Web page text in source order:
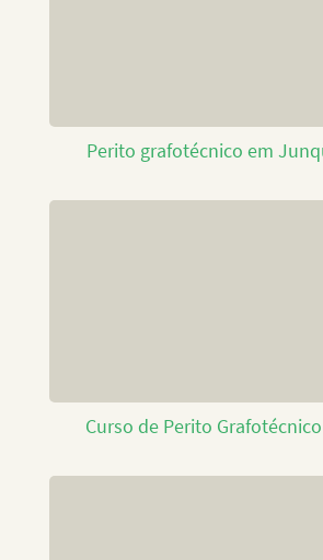
Perito grafotécnico em
Curso de Perito